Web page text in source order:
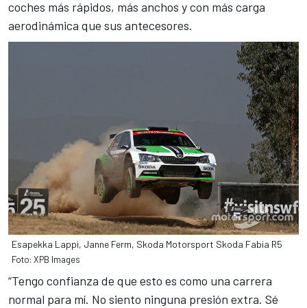
coches más rápidos, más anchos y con más carga
aerodinámica que sus antecesores.
Esapekka Lappi, Janne Ferm, Skoda Motorsport Skoda Fabia R5
Foto: XPB Images
“Tengo confianza de que esto es como una carrera
normal para mí. No siento ninguna presión extra. Sé